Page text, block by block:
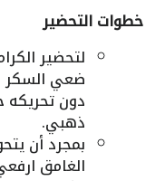
خطوات التحضير
لتحضير
ضعي السكر
دون تحريكه
ذهبي.
بمجرد أن
الغامق